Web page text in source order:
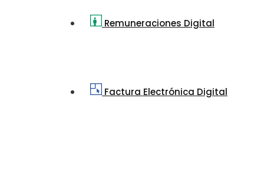
Remuneraciones Digital
Factura Electrónica Digital